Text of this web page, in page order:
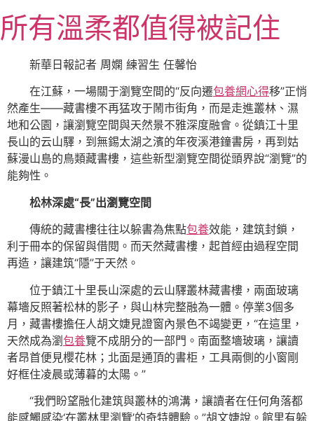
至
主所有溫柔都值得被記住
新華日報記者 周嫻 練習生 任馨怡
在江蘇，一場關于瀏覽空間的“反向遷包養網心得移”正悄
然產生——藏書樓不再猛攻于鬧市街角，而是走進叢林、濕
地和公園，讓瀏覽空間與天然景不雅深度融會。從鎮江十里
長山的云山驛，到無錫太湖之濱的年夜溪港鐘書房，再到姑
蘇漫山島的鳥類藏書樓，這些新型瀏覽空間從頭界說“瀏覽”的
能夠性。
松林深處“長”出瀏覽空間
傳統的藏書樓往往以躲書為焦點包養效能，建筑封鎖，
利于冊本的保留與借閱。而天然藏書樓，起首經由過程空間
再造，讓建筑“隱”于天然。
位于鎮江十里長山深處的云山驛叢林藏書樓，兩面玻璃
幕墻反照著松林的影子，與山林完整融為一體。停業3個多
月，藏書樓擔任人胡文婕見證窗內景色不竭變更，“在這里，
天然成為瀏包養覽不成朋分的一部門。南面整墻玻璃，讓讀
者昂首便見櫻花林；北面是通頂的書柜，工具兩側的小窗剛
好框住凌晨或薄暮的太陽。”
“我們盼望融化建筑與叢林的鴻溝，讓讀者在任何角落都
能感觸感染‘在叢林里瀏覽’的奇特體驗。”胡文婕說。館里有躲